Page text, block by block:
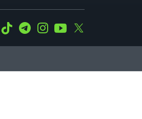
WhatsApp
Tiktok TelegramInstagramYoutube